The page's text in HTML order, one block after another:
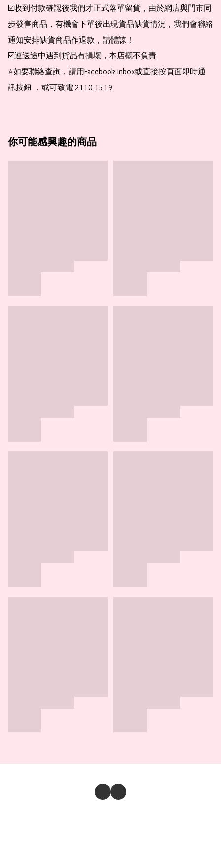
☑️收到付款確認後我們才正式落單留貨，由於網店與門市同
步發售商品，有機會下單後出現貨品缺貨情況，我們會聯絡
通知安排缺貨商品作退款，請體諒！
☑️運送途中遇到貨品有損壞，本店概不負責
⭐️如要聯絡查詢，請用Facebook inbox或直接按頁面即時通
訊按鈕 ，或可致電 2110 1519
你可能感興趣的商品